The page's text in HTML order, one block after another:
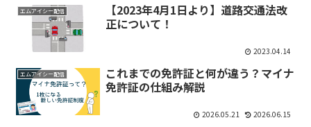
エムアイシー配信
【2023年4月1日より】道路交通法改
正について！
2023.04.14
エムアイシー配信
これまでの免許証と何が違う？マイナ
免許証の仕組み解説
2026.05.21 2026.06.15